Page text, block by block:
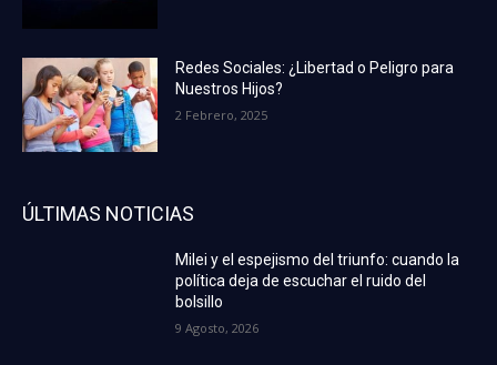
Redes Sociales: ¿Libertad o Peligro para
Nuestros Hijos?
2 Febrero, 2025
ÚLTIMAS NOTICIAS
Milei y el espejismo del triunfo: cuando la
política deja de escuchar el ruido del
bolsillo
9 Agosto, 2026